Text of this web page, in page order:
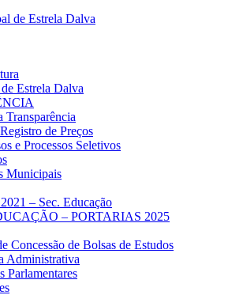
Estrela Dalva
Transparência
de Preços
e Processos Seletivos
Municipais
– Sec. Educação
– PORTARIAS 2025
Concessão de Bolsas de Estudos
Administrativa
Parlamentares